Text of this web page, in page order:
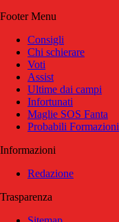
Footer Menu
Consigli
Chi schierare
Voti
Assist
Ultime dai campi
Infortunati
Maglie SOS Fanta
Probabili Formazioni
Informazioni
Redazione
Trasparenza